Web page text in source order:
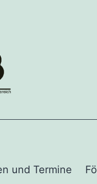
und Termine